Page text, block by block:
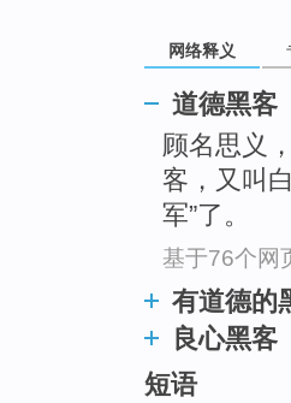
网络释义
道德黑客
顾名思义，
客，又叫
军”了。
基于76个网
有道德的
良心黑客
短语